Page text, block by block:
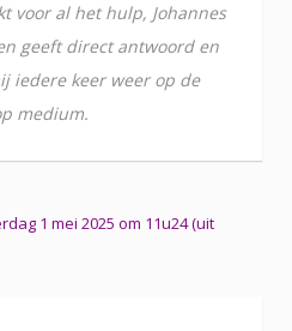
voor al het hulp, Johannes
geeft direct antwoord en
iedere keer weer op de
medium.
1 mei 2025 om 11u24 (uit